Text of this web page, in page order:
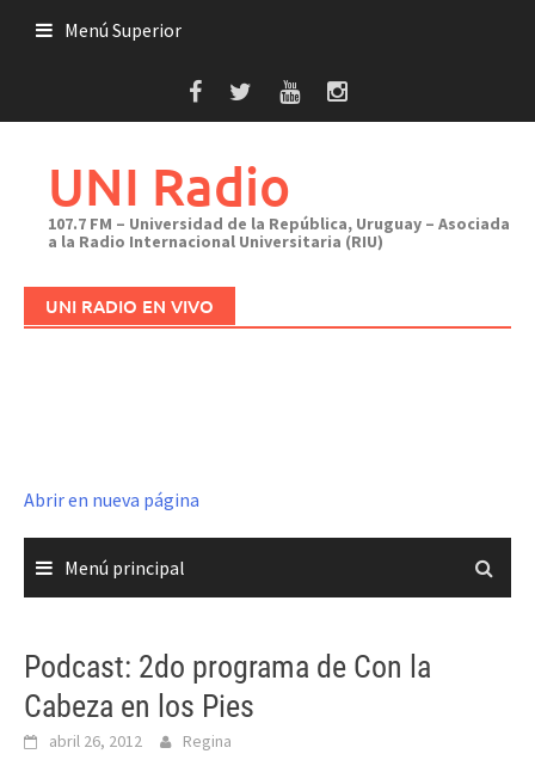
Menú Superior
UNI Radio
107.7 FM – Universidad de la República, Uruguay – Asociada
a la Radio Internacional Universitaria (RIU)
UNI RADIO EN VIVO
Abrir en nueva página
Menú principal
Podcast: 2do programa de Con la
Cabeza en los Pies
abril 26, 2012 Regina